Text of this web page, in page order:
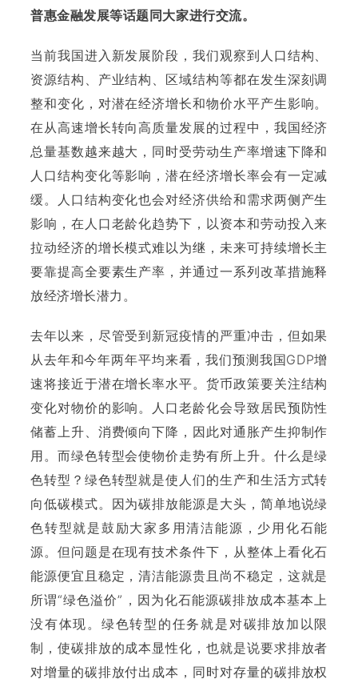
普惠金融发展等话题同大家进行交流。
当前我国进入新发展阶段，我们观察到人口结构、
资源结构、产业结构、区域结构等都在发生深刻调
整和变化，对潜在经济增长和物价水平产生影响。
在从高速增长转向高质量发展的过程中，我国经济
总量基数越来越大，同时受劳动生产率增速下降和
人口结构变化等影响，潜在经济增长率会有一定减
缓。人口结构变化也会对经济供给和需求两侧产生
影响，在人口老龄化趋势下，以资本和劳动投入来
拉动经济的增长模式难以为继，未来可持续增长主
要靠提高全要素生产率，并通过一系列改革措施释
放经济增长潜力。
去年以来，尽管受到新冠疫情的严重冲击，但如果
从去年和今年两年平均来看，我们预测我国GDP增
速将接近于潜在增长率水平。货币政策要关注结构
变化对物价的影响。人口老龄化会导致居民预防性
储蓄上升、消费倾向下降，因此对通胀产生抑制作
用。而绿色转型会使物价走势有所上升。什么是绿
色转型？绿色转型就是使人们的生产和生活方式转
向低碳模式。因为碳排放能源是大头，简单地说绿
色转型就是鼓励大家多用清洁能源，少用化石能
源。但问题是在现有技术条件下，从整体上看化石
能源便宜且稳定，清洁能源贵且尚不稳定，这就是
所谓“绿色溢价”，因为化石能源碳排放成本基本上
没有体现。绿色转型的任务就是对碳排放加以限
制，使碳排放的成本显性化，也就是说要求排放者
对增量的碳排放付出成本，同时对存量的碳排放权